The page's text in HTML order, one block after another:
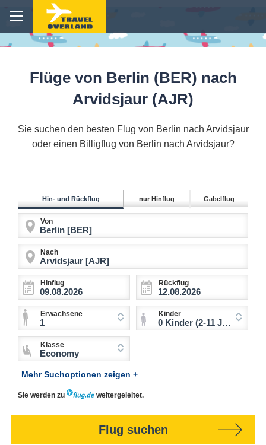
Flüge von Berlin (BER) nach
Arvidsjaur (AJR)
Sie suchen den besten Flug von Berlin nach Arvidsjaur
oder einen Billigflug von Berlin nach Arvidsjaur?
Hin- und Rückflug nur Hinflug Gabelflug
Von
Nach
Hinflug Rückflug
Erwachsene
1
Kinder
0 Kinder (2-11 Jahre)
Klasse
Economy
Mehr Suchoptionen zeigen +
Sie werden zu weitergeleitet.
Flug suchen